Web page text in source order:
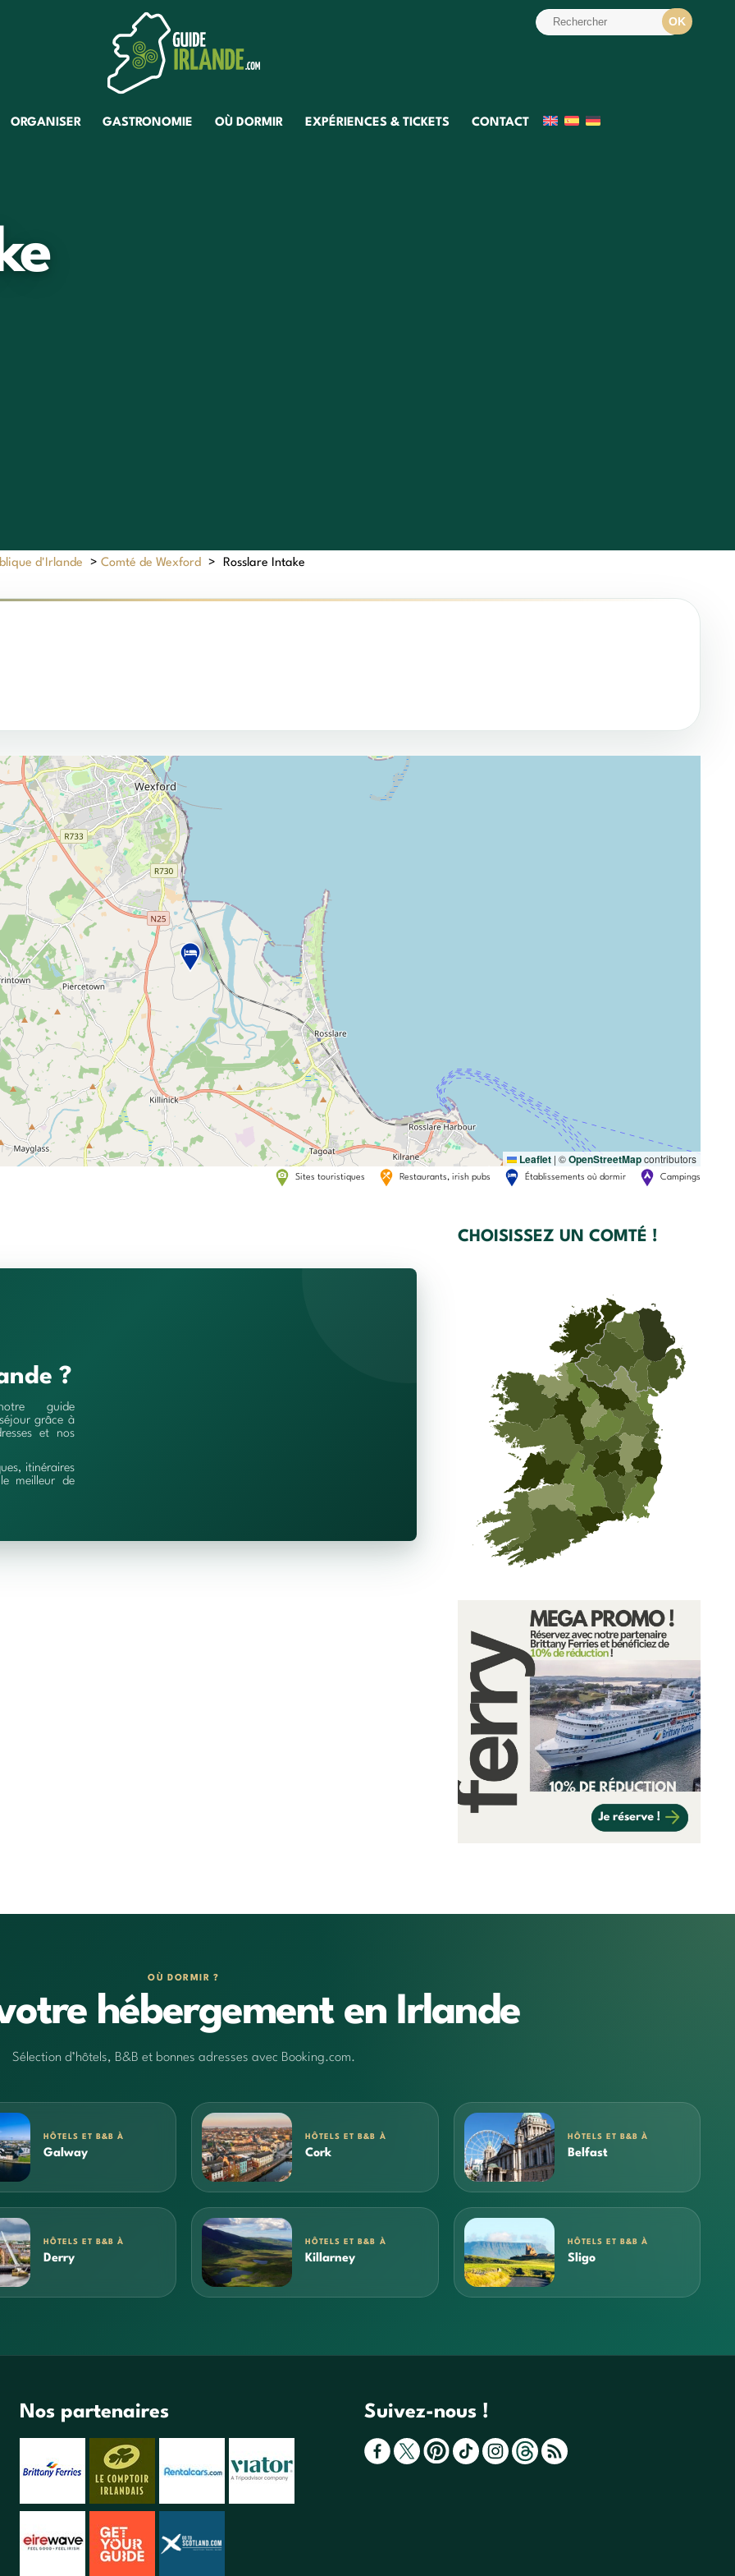
ORGANISER GASTRONOMIE OÙ DORMIR EXPÉRIENCES & TICKETS CONTACT
d'Irlande > Comté de Wexford > Rosslare Intake
Leaflet | ©OpenStreetMapcontributors
Sites touristiques Restaurants, irish pubs Établissements où dormir Campings
?
guide
grâce à
et nos
itinéraires
meilleur de
CHOISISSEZ UN COMTÉ !
OÙ DORMIR ?
hébergement en Irlande
Sélection d’hôtels, B&B et bonnes adresses avec Booking.com.
HÔTELS ET B&B À
Galway
HÔTELS ET B&B À
Cork
HÔTELS ET B&B À
Belfast
HÔTELS ET B&B À
Derry
HÔTELS ET B&B À
Killarney
HÔTELS ET B&B À
Sligo
Nos partenaires Suivez-nous !